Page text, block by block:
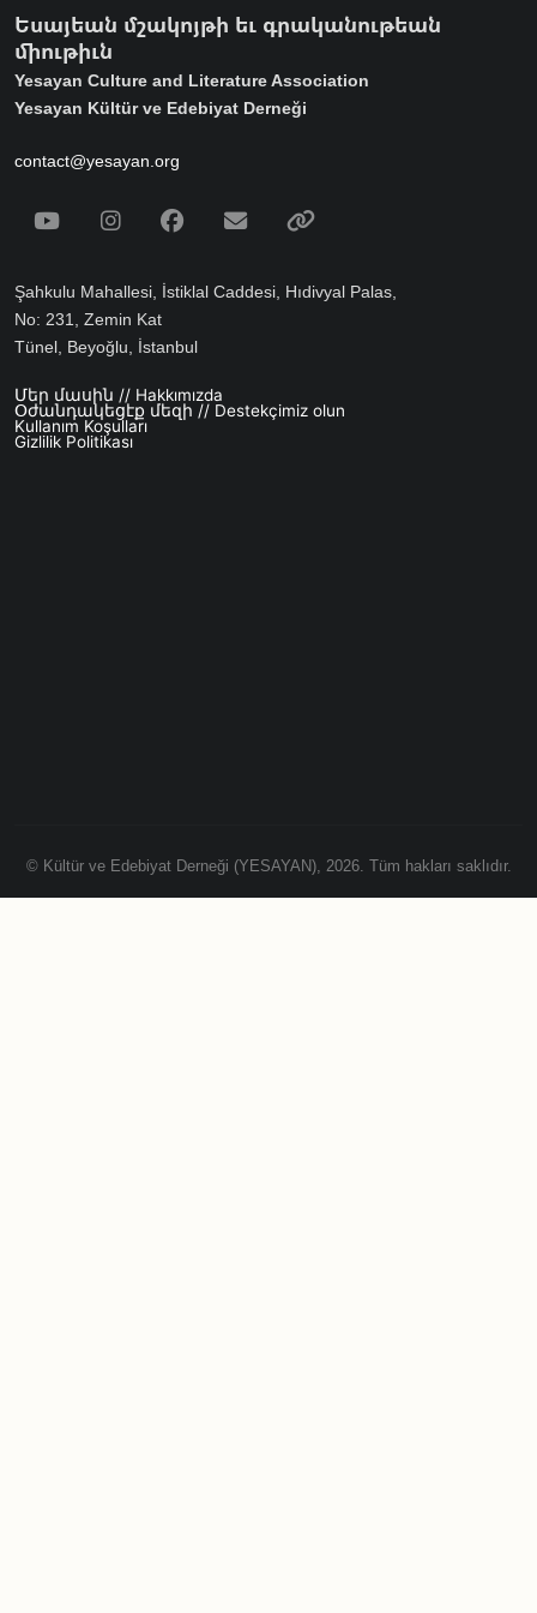
Եսայեան մշակոյթի եւ գրականութեան
միութիւն
Yesayan Culture and Literature Association
Yesayan Kültür ve Edebiyat Derneği
contact@yesayan.org
Social Media
YoutubeInstagramFacebook
Email
Şahkulu Mahallesi, İstiklal Caddesi, Hıdivyal Palas,
No: 231, Zemin Kat
Tünel, Beyoğlu, İstanbul
Footer menu
Մեր մասին // Hakkımızda
Օժանդակեցէք մեզի // Destekçimiz olun
Kullanım Koşulları
Gizlilik Politikası
© Kültür ve Edebiyat Derneği (YESAYAN), 2026. Tüm hakları saklıdır.